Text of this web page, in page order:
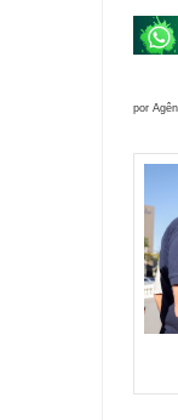
por